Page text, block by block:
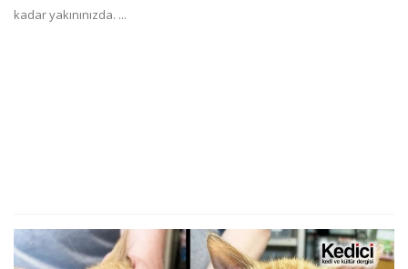
kadar yakınınızda. ...